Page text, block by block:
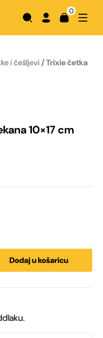
0
i češljevi / Trixie četka
10×17 cm
Dodaj u košaricu